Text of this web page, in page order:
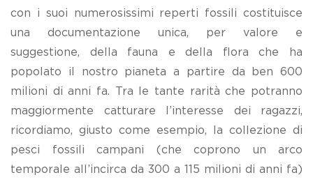
con i suoi numerosissimi reperti fossili costituisce
una documentazione unica, per valore e
suggestione, della fauna e della flora che ha
popolato il nostro pianeta a partire da ben 600
milioni di anni fa. Tra le tante rarità che potranno
maggiormente catturare l’interesse dei ragazzi,
ricordiamo, giusto come esempio, la collezione di
pesci fossili campani (che coprono un arco
temporale all’incirca da 300 a 115 milioni di anni fa)